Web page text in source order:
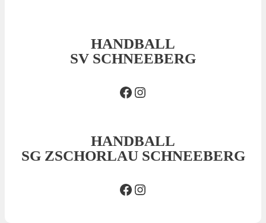
HANDBALL
SV SCHNEEBERG
Facebook SVSInsta SVS
HANDBALL
SG ZSCHORLAU SCHNEEBERG
Facebook SGInsta SG